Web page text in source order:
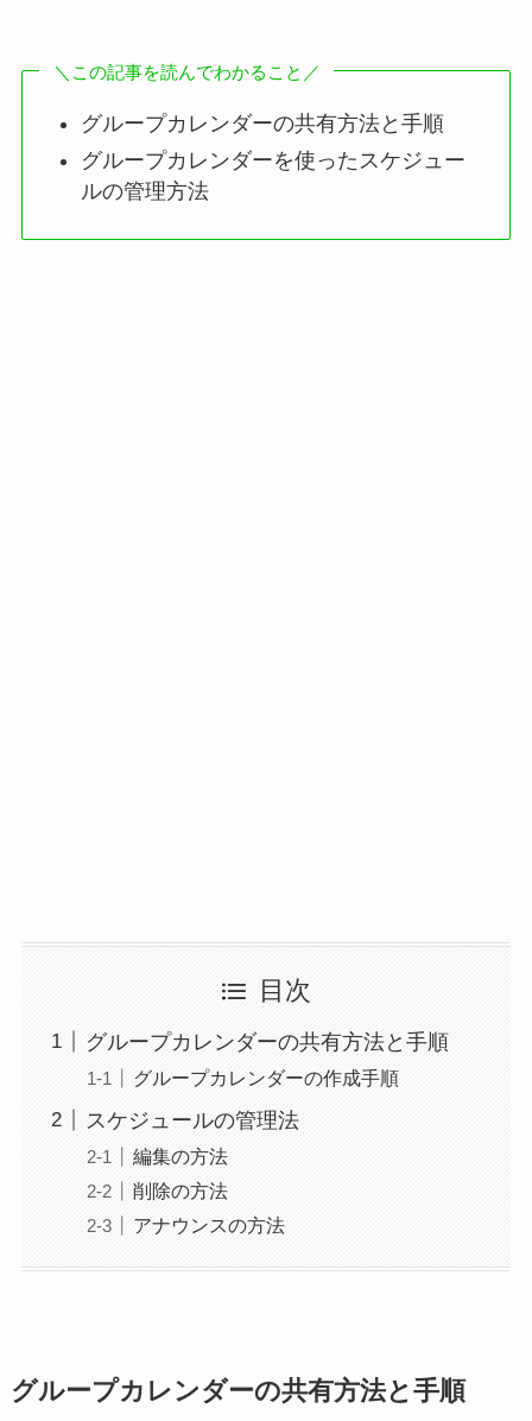
＼この記事を読んでわかること／
グループカレンダーの共有方法と手順
グループカレンダーを使ったスケジュー
ルの管理方法
目次
グループカレンダーの共有方法と手順
グループカレンダーの作成手順
スケジュールの管理法
編集の方法
削除の方法
アナウンスの方法
グループカレンダーの共有方法と手順